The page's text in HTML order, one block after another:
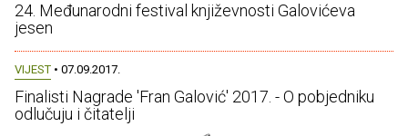
24. Međunarodni festival književnosti Galovićeva
jesen
VIJEST • 07.09.2017.
Finalisti Nagrade 'Fran Galović' 2017. - O pobjedniku
odlučuju i čitatelji